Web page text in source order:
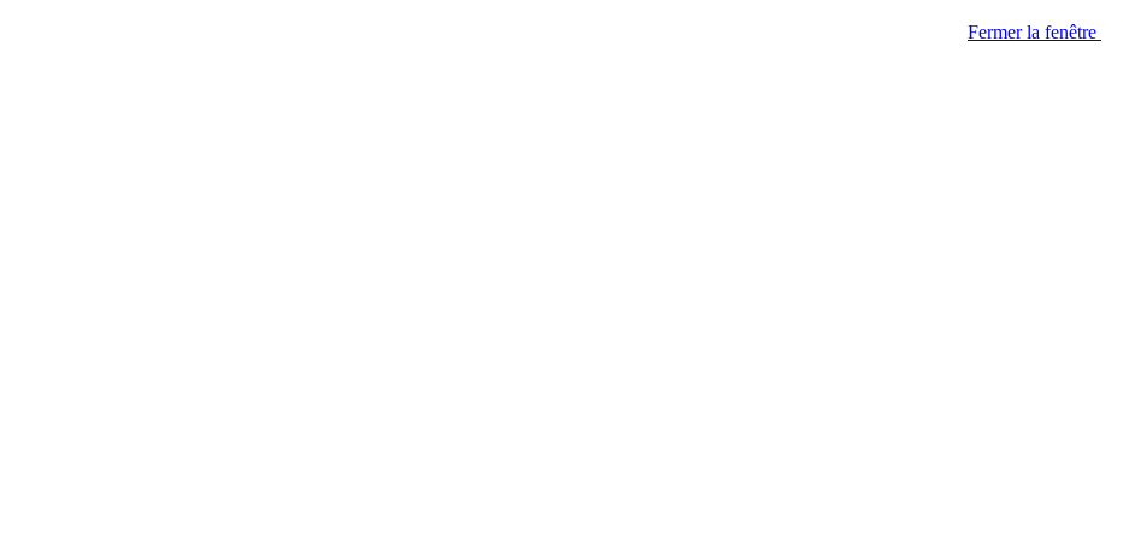
Fermer la fenêtre